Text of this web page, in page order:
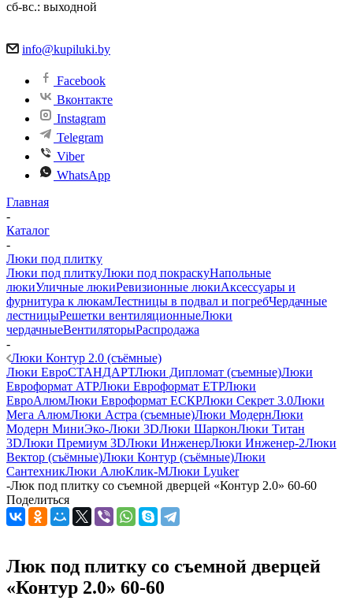
сб-вс.: выходной
info@kupiluki.by
Facebook
Вконтакте
Instagram
Telegram
Viber
WhatsApp
Главная
-
Каталог
-
Люки под плитку
Люки под плиткуЛюки под покраскуНапольные
люкиУличные люкиРевизионные люкиАксессуары и
фурнитура к люкамЛестницы в подвал и погребЧердачные
лестницыРешетки вентиляционныеЛюки
чердачныеВентиляторыРаспродажа
-
Люки Контур 2.0 (съёмные)
Люки ЕвроСТАНДАРТЛюки Дипломат (съемные)Люки
Евроформат АТРЛюки Евроформат ЕТРЛюки
ЕвроАлюмЛюки Евроформат ЕСКРЛюки Секрет 3.0Люки
Мега АлюмЛюки Астра (съемные)Люки МодернЛюки
Модерн МиниЭко-Люки 3DЛюки ШарконЛюки Титан
3DЛюки Премиум 3DЛюки ИнженерЛюки Инженер-2Люки
Вектор (съёмные)Люки Контур (съёмные)Люки
СантехникЛюки АлюКлик-МЛюки Lyuker
-Люк под плитку со съемной дверцей «Контур 2.0» 60-60
Поделиться
Люк под плитку со съемной дверцей
«Контур 2.0» 60-60